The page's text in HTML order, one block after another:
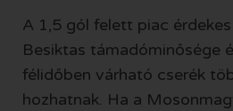
A 1,5 gól felett piac
Besiktas támadóminősége
félidőben várható cserék
hozhatnak. Ha a